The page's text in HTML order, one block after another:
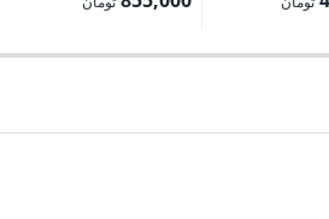
بود.
بود.